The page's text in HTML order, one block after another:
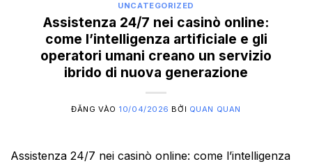
UNCATEGORIZED
Assistenza 24/7 nei casinò online:
come l’intelligenza artificiale e gli
operatori umani creano un servizio
ibrido di nuova generazione
ĐĂNG VÀO 10/04/2026 BỞI QUAN QUAN
Assistenza 24/7 nei casinò online: come l’intelligenza